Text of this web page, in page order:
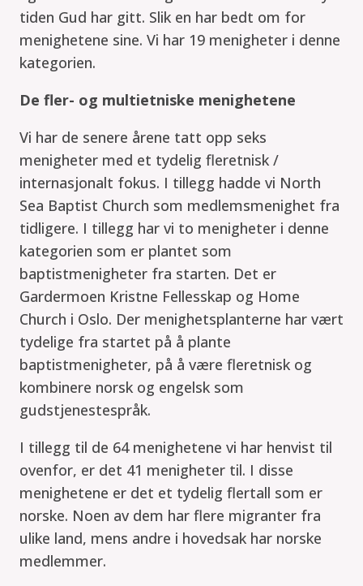
tiden Gud har gitt. Slik en har bedt om for
menighetene sine. Vi har 19 menigheter i denne
kategorien.
De fler- og multietniske menighetene
Vi har de senere årene tatt opp seks
menigheter med et tydelig fleretnisk /
internasjonalt fokus. I tillegg hadde vi North
Sea Baptist Church som medlemsmenighet fra
tidligere. I tillegg har vi to menigheter i denne
kategorien som er plantet som
baptistmenigheter fra starten. Det er
Gardermoen Kristne Fellesskap og Home
Church i Oslo. Der menighetsplanterne har vært
tydelige fra startet på å plante
baptistmenigheter, på å være fleretnisk og
kombinere norsk og engelsk som
gudstjenestespråk.
I tillegg til de 64 menighetene vi har henvist til
ovenfor, er det 41 menigheter til. I disse
menighetene er det et tydelig flertall som er
norske. Noen av dem har flere migranter fra
ulike land, mens andre i hovedsak har norske
medlemmer.